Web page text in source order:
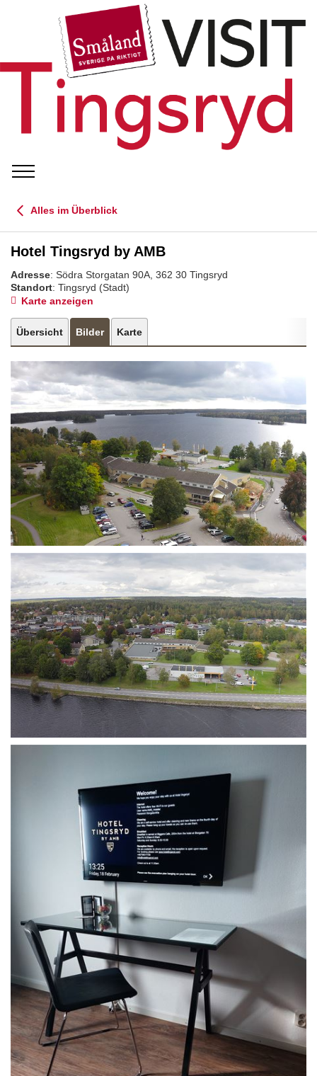
Alles im Überblick
Hotel Tingsryd by AMB
Adresse: Södra Storgatan 90A, 362 30 Tingsryd
Standort: Tingsryd (Stadt)
Karte anzeigen
Übersicht Bilder Karte